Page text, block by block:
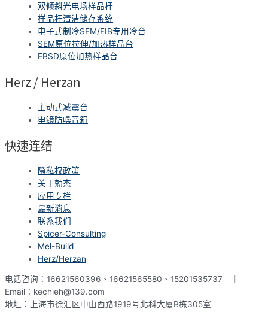
双倾斜光电场样品杆
样品杆清洁储存系统
电子式制冷SEM/FIB专用冷台
SEM原位拉伸/加热样品台
EBSD原位加热样品台
Herz / Herzan
主动式减震台
电镜防噪音箱
快速连结
隐私权政策
关于勀杰
应用专栏
最新消息
联系我们
Spicer-Consulting
Mel-Build
Herz/Herzan
电话咨询：16621560396、16621565580、15201535737 ｜
Email：kechieh@139.com
地址：上海市徐汇区中山西路1919号北科大厦B栋305室